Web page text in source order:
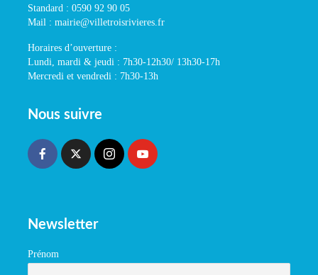
Standard : 0590 92 90 05
Mail : mairie@villetroisrivieres.fr
Horaires d’ouverture :
Lundi, mardi & jeudi : 7h30-12h30/ 13h30-17h
Mercredi et vendredi : 7h30-13h
Nous suivre
Newsletter
Prénom